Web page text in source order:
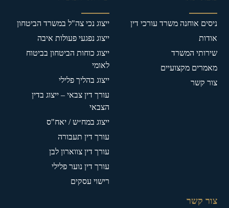
ניסים אוחנה משרד עורכי דין
אודות
שירותי המשרד
מאמרים מקצועיים
צור קשר
ייצוג נכי צה"ל במשרד הביטחון
ייצוג נפגעי פעולות איבה
ייצוג כוחות הביטחון בביטוח
לאומי
ייצוג בהליך פלילי
עורך דין צבאי – ייצוג בדין
הצבאי
ייצוג במח״ש / יאח"ס
עורך דין תעבורה
עורך דין צווארון לבן
עורך דין נוער פלילי
רישוי עסקים
צור קשר